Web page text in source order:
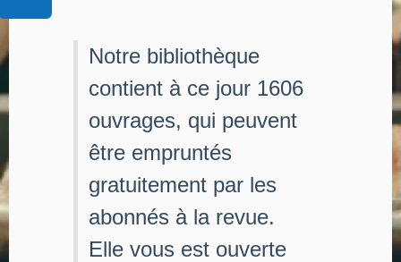
Notre bibliothèque
contient à ce jour 1606
ouvrages, qui peuvent
être empruntés
gratuitement par les
abonnés à la revue.
Elle vous est ouverte